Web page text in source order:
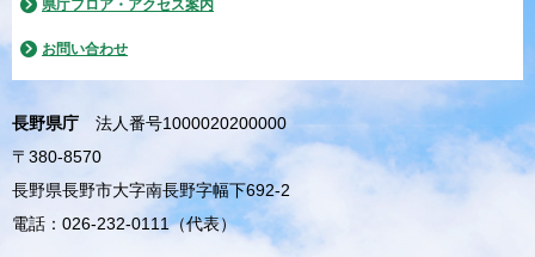
県庁フロア・アクセス案内
お問い合わせ
長野県庁
法人番号1000020200000
〒380-8570
長野県長野市大字南長野字幅下692-2
電話：026-232-0111（代表）